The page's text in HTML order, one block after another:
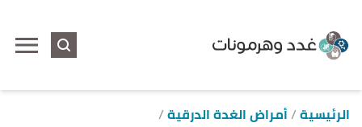
الرئيسية أمراض الغدة الدرقية